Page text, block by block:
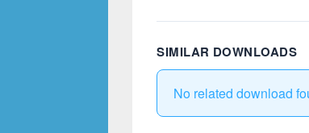
SIMILAR DOWNLOADS
No related download